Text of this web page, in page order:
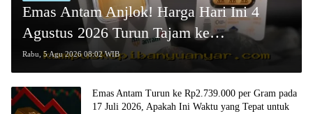
Emas Antam Anjlok! Harga Hari Ini 4
Agustus 2026 Turun Tajam ke
Rp2.603.000 per Gram, Peluang Beli
Emas Murah?
Rabu, 5 Agu 2026 08:02 WIB
Emas Antam Turun ke Rp2.739.000 per Gram pada
17 Juli 2026, Apakah Ini Waktu yang Tepat untuk